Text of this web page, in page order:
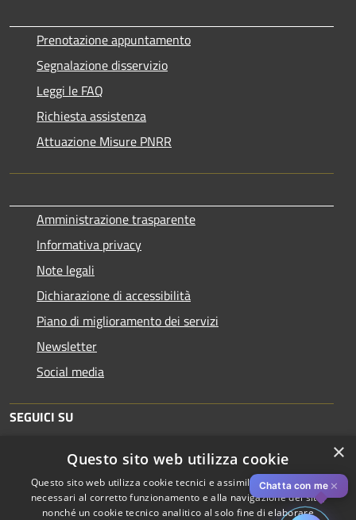
Prenotazione appuntamento
Segnalazione disservizio
Leggi le FAQ
Richiesta assistenza
Attuazione Misure PNRR
Amministrazione trasparente
Informativa privacy
Note legali
Dichiarazione di accessibilità
Piano di miglioramento dei servizi
Newsletter
Social media
SEGUICI SU
Chatta con me ✕
×
Questo sito web utilizza cookie
Questo sito web utilizza cookie tecnici e assimilati strettamente
necessari al corretto funzionamento e alla navigazione del sito,
nonché un cookie tecnico analitico al solo fine di elaborare